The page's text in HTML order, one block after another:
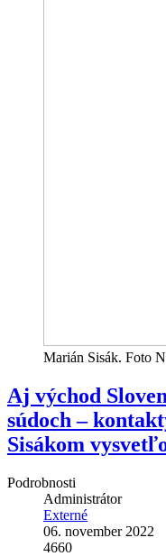
Marián Sisák. Foto N
Aj východ
súdoch –
Sisákom
Podrobnosti
Administrátor
Externé
06. november 2022
4660